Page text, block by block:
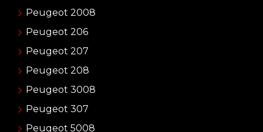
Peugeot 2008
Peugeot 206
Peugeot 207
Peugeot 208
Peugeot 3008
Peugeot 307
Peugeot 5008